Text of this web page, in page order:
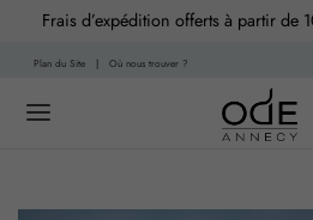
Frais d’expédition offerts à partir de
Plan du Site | Où nous trouver ?